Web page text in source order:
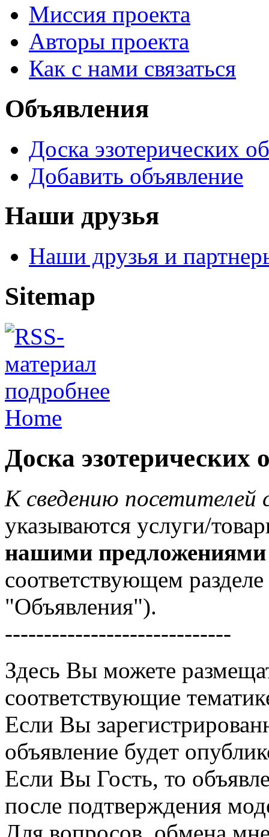
Миссия проекта
Авторы проекта
Как с нами связаться
Объявления
Доска эзотерических
Добавить объявление
Наши друзья
Наши друзья и
Sitemap
подробнее
Home
Доска эзотерических
К сведению посетителей
указываются услуги/
нашими предложениями
соответствующем
"Объявления").
-----------------------------
Здесь Вы можете
соответствующие
Если Вы
объявление будет
Если Вы Гость, то
после подтверждения